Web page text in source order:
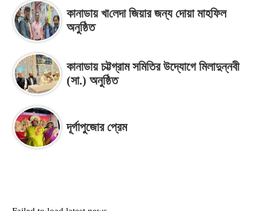
কানাডায় খা‌লেদা জিয়ার জন্য দোয়া মাহফিল
অনু‌ষ্ঠিত
কানাডায় চট্টগ্রাম সমিতির উদ্যোগে মিলাদুন্নবী
(সা.) অনু‌ষ্ঠিত
দূর্গাপুজোর প্রেম